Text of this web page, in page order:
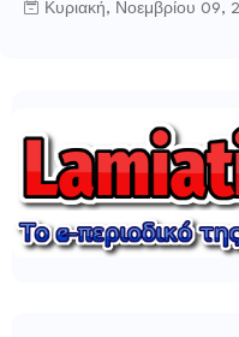
Κυριακή, Νοεμβρίου 09,